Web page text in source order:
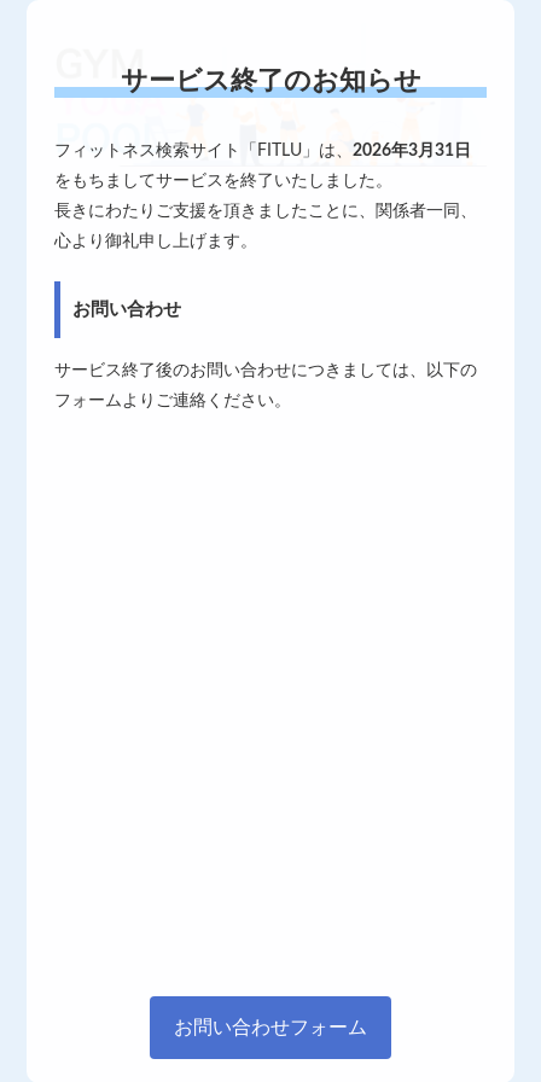
サービス終了のお知らせ
フィットネス検索サイト「FITLU」は、 2026年3月31日
をもちましてサービスを終了いたしました。
長きにわたりご支援を頂きましたことに、関係者一同、
心より御礼申し上げます。
お問い合わせ
サービス終了後のお問い合わせにつきましては、以下の
フォームよりご連絡ください。
お問い合わせフォーム